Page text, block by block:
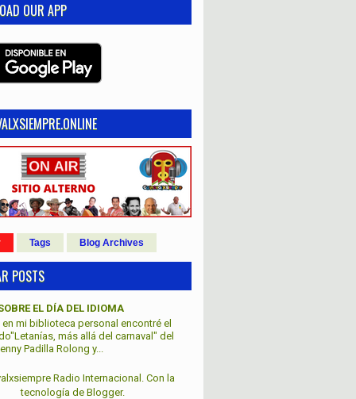
OUR APP
Tags Blog Archives
POSTS
EL DÍA DEL IDIOMA
mi biblioteca personal encontré el
más allá del carnaval" del
Padilla Rolong y...
Radio Internacional. Con la
tecnología de Blogger.